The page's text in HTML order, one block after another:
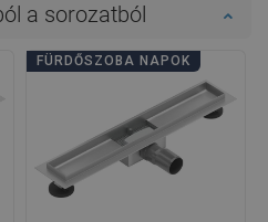
a sorozatból
FÜRDŐSZOBA NAPOK